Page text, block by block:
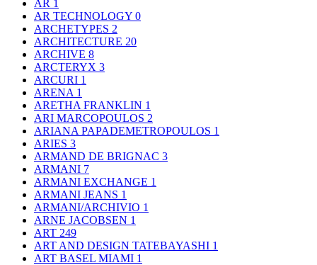
AR 1
AR TECHNOLOGY 0
ARCHETYPES 2
ARCHITECTURE 20
ARCHIVE 8
ARCTERYX 3
ARCURI 1
ARENA 1
ARETHA FRANKLIN 1
ARI MARCOPOULOS 2
ARIANA PAPADEMETROPOULOS 1
ARIES 3
ARMAND DE BRIGNAC 3
ARMANI 7
ARMANI EXCHANGE 1
ARMANI JEANS 1
ARMANI/ARCHIVIO 1
ARNE JACOBSEN 1
ART 249
ART AND DESIGN TATEBAYASHI 1
ART BASEL MIAMI 1